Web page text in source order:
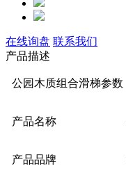
在线询盘 联系我们
产品描述
公园木质组合滑梯参数
产品名称
产品品牌